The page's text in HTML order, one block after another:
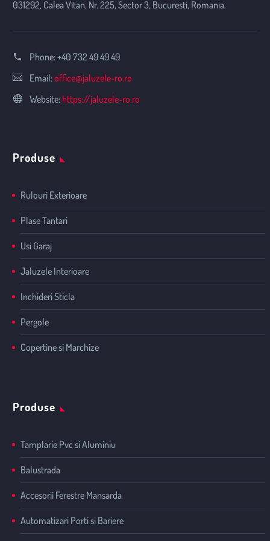
031292, Calea Vitan, Nr. 225, Sector 3, Bucuresti, Romania.
Phone:+40 732 49 49 49
Email:office@jaluzele-ro.ro
Website: https://jaluzele-ro.ro
Produse
Rulouri Exterioare
Plase Tantari
Usi Garaj
Jaluzele Interioare
Inchideri Sticla
Pergole
Copertine si Marchize
Produse
Tamplarie Pvc si Aluminiu
Balustrada
Accesorii Ferestre Mansarda
Automatizari Porti si Bariere